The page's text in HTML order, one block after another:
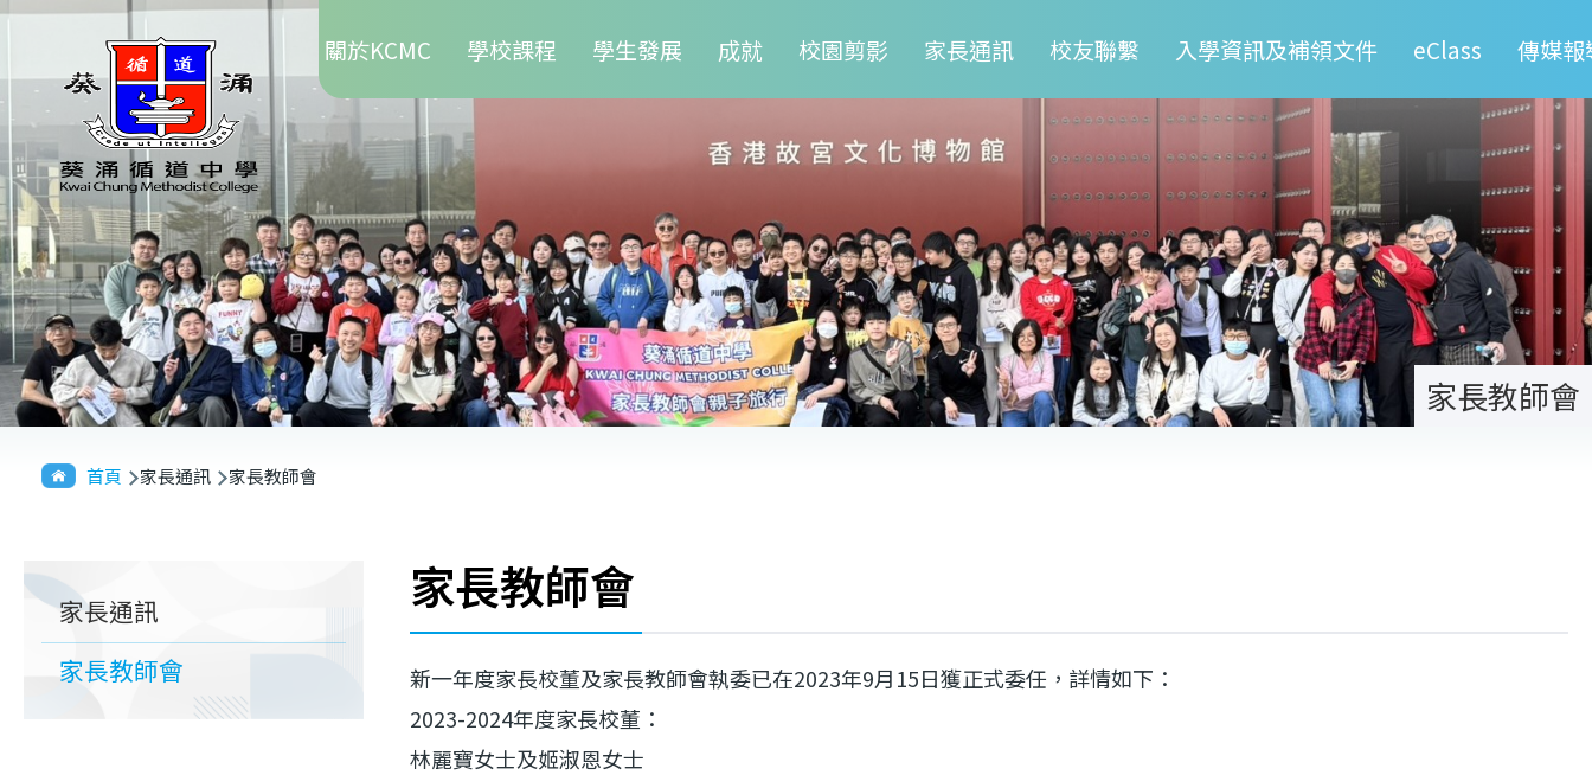
移至主內容 Main
navigation
關於KCMC 學校課程 學生發展 成就 校園剪影 家長通訊 校友聯繫 入學資訊及補領文件 eClass 傳媒報
家長教師會
導
航
結
首頁 家長通訊 家長教師會
家長教師會
新一年度家長校董及家長教師會執委已在2023年9月15日獲正式委任，詳情如下：
2023-2024年度家長校董：
林麗寶女士及姬淑恩女士
Main
navigation
家長通訊
家長教師會